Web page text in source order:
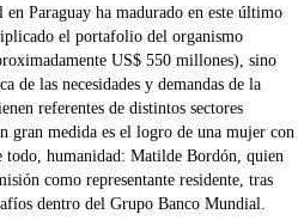
Paraguay ha madurado en este último
el portafolio del organismo
US$ 550 millones), sino
de las necesidades y demandas de la
referentes de distintos sectores
gran medida es el logro de una mujer con
todo, humanidad: Matilde Bordón, quien
como representante residente, tras
dentro del Grupo Banco Mundial.